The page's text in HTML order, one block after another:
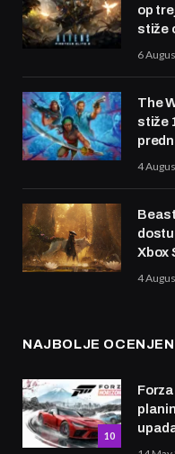
op
stiže
6
The
stiže
4
Xbox
4
NAJBOLJE
10